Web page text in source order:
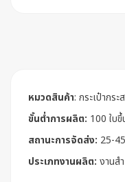
หมวดสินค้า: กระเป๋ากร
ขั้นต่ำการผลิต: 100 ใบขึ้
สถานะการจัดส่ง: 25-
ประเภทงานผลิต: งานส